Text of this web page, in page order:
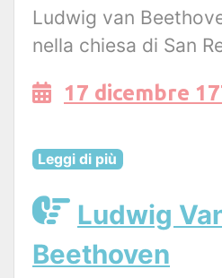
Ludwig van
nella chiesa di San
17 dicembre
Leggi di più
Ludwig
Beethoven